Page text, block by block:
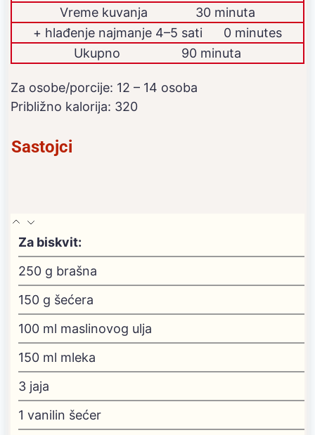
Vreme kuvanja
30 minuta
dodatno
+ hlađenje najmanje 4–5 sati 0 minutes
Ukupno
90 minuta
Za osobe/porcije: 12 – 14 osoba
Približno kalorija: 320
Sastojci
Za biskvit:
250 g brašna
150 g šećera
100 ml maslinovog ulja
150 ml mleka
3 jaja
1 vanilin šećer